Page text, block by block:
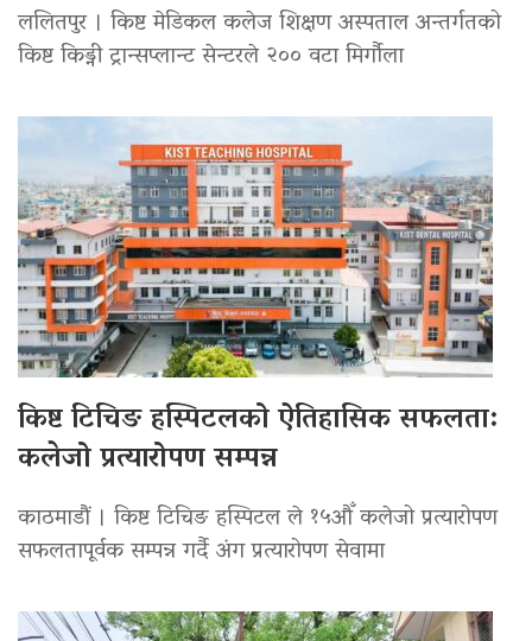
ललितपुर । किष्ट मेडिकल कलेज शिक्षण अस्पताल अन्तर्गतको
किष्ट किड्नी ट्रान्सप्लान्ट सेन्टरले २०० वटा मिर्गौला
किष्ट टिचिङ हस्पिटलको ऐतिहासिक सफलता:
कलेजो प्रत्यारोपण सम्पन्न
काठमाडौं । किष्ट टिचिङ हस्पिटल ले १५औँ कलेजो प्रत्यारोपण
सफलतापूर्वक सम्पन्न गर्दै अंग प्रत्यारोपण सेवामा